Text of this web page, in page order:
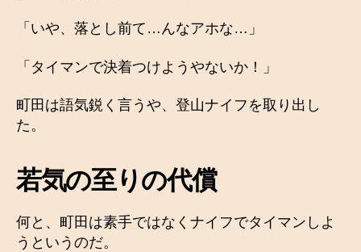
「いや、落とし前て…んなアホな…」
「タイマンで決着つけようやないか！」
町田は語気鋭く言うや、登山ナイフを取り出し
た。
若気の至りの代償
何と、町田は素手ではなくナイフでタイマンしよ
うというのだ。